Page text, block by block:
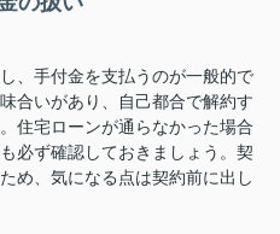
、手付金を支払うのが一般的で
合いがあり、自己都合で解約す
住宅ローンが通らなかった場合
必ず確認しておきましょう。契
め、気になる点は契約前に出し